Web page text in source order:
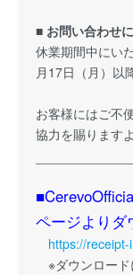
■ お問い合わせ
休業期間中にい
月17日（月）以
お客様にはご不
協力を賜ります
ページよりダ
https://
※ダウンロード